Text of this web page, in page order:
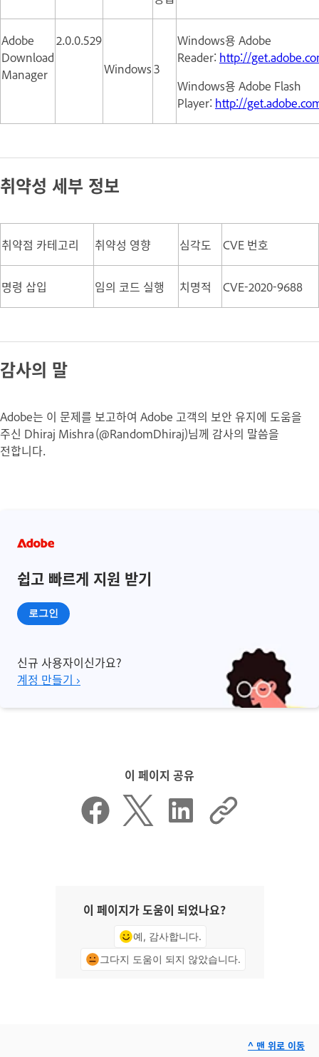
Adobe
Download
Manager
2.0.0.529
Windows3
Windows용 Adobe
Reader: http://
Windows용 Adobe Flash
Player: http://
취약성 세부 정보
취약점 카테고리 취약성 영향 심각도 CVE 번호
명령 삽입 임의 코드 실행 치명적 CVE-2020-9688
감사의 말
Adobe는 이 문제를 보고하여 Adobe 고객의 보안 유지에 도움을
주신 Dhiraj Mishra (@RandomDhiraj)님께 감사의 말씀을
전합니다.
쉽고 빠르게 지원 받기
로그인
신규 사용자이신가요?
계정 만들기 ›
이 페이지 공유
이 페이지가 도움이 되었나요?
예, 감사합니다.
그다지 도움이 되지 않았습니다.
^ 맨 위로 이동